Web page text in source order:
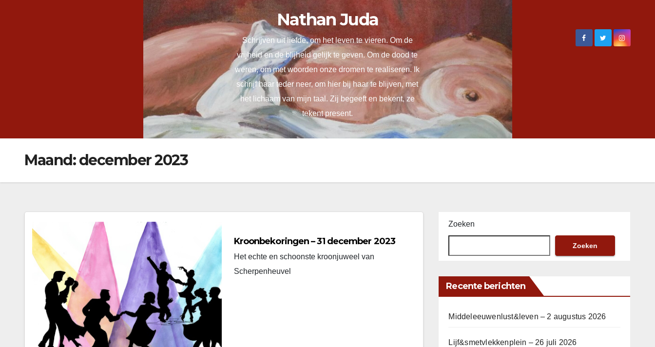
Nathan Juda
Schrijven uit liefde, om het leven te vieren. Om de
vrijheid en de blijheid gelijk te geven. Om de dood te
weren, om met woorden onze dromen te realiseren. Ik
schrijf haar teder neer, om hier bij haar te blijven, met
het lichaam van mijn taal. Zij begeeft en bekent, ze
tekent present.
Maand:december 2023
Kroonbekoringen – 31 december 2023
Het echte en schoonste kroonjuweel van
Scherpenheuvel
Zoeken
Zoeken
Recente berichten
Middeleeuwenlust&leven – 2 augustus 2026
Lijf&smetvlekkenplein – 26 juli 2026